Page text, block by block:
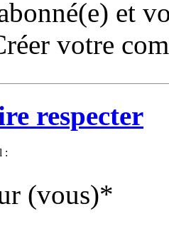
et
votre
respecter
:
(vous)*